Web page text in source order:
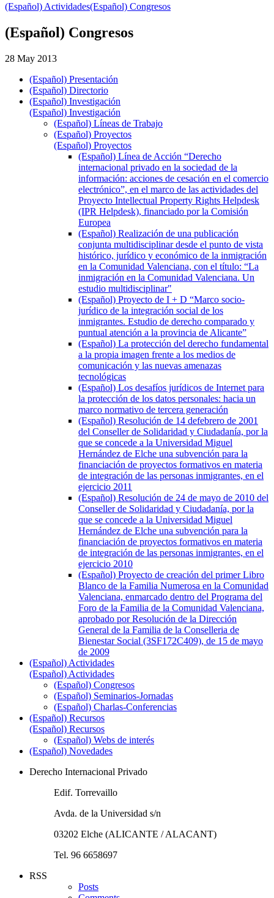
(Español) Actividades(Español) Congresos
(Español) Congresos
28 May 2013
(Español) Presentación
(Español) Directorio
(Español) Investigación
(Español) Investigación
(Español) Líneas de Trabajo
(Español) Proyectos
(Español) Proyectos
(Español) Línea de Acción “Derecho
internacional privado en la sociedad de la
información: acciones de cesación en el comercio
electrónico”, en el marco de las actividades del
Proyecto Intellectual Property Rights Helpdesk
(IPR Helpdesk), financiado por la Comisión
Europea
(Español) Realización de una publicación
conjunta multidisciplinar desde el punto de vista
histórico, jurídico y económico de la inmigración
en la Comunidad Valenciana, con el título: “La
inmigración en la Comunidad Valenciana. Un
estudio multidisciplinar"
(Español) Proyecto de I + D “Marco socio-
jurídico de la integración social de los
inmigrantes. Estudio de derecho comparado y
puntual atención a la provincia de Alicante”
(Español) La protección del derecho fundamental
a la propia imagen frente a los medios de
comunicación y las nuevas amenazas
tecnológicas
(Español) Los desafíos jurídicos de Internet para
la protección de los datos personales: hacia un
marco normativo de tercera generación
(Español) Resolución de 14 defebrero de 2001
del Conseller de Solidaridad y Ciudadanía, por la
que se concede a la Universidad Miguel
Hernández de Elche una subvención para la
financiación de proyectos formativos en materia
de integración de las personas inmigrantes, en el
ejercicio 2011
(Español) Resolución de 24 de mayo de 2010 del
Conseller de Solidaridad y Ciudadanía, por la
que se concede a la Universidad Miguel
Hernández de Elche una subvención para la
financiación de proyectos formativos en materia
de integración de las personas inmigrantes, en el
ejercicio 2010
(Español) Proyecto de creación del primer Libro
Blanco de la Familia Numerosa en la Comunidad
Valenciana, enmarcado dentro del Programa del
Foro de la Familia de la Comunidad Valenciana,
aprobado por Resolución de la Dirección
General de la Familia de la Conselleria de
Bienestar Social (3SF172C409), de 15 de mayo
de 2009
(Español) Actividades
(Español) Actividades
(Español) Congresos
(Español) Seminarios-Jornadas
(Español) Charlas-Conferencias
(Español) Recursos
(Español) Recursos
(Español) Webs de interés
(Español) Novedades
Derecho Internacional Privado
Edif. Torrevaillo
Avda. de la Universidad s/n
03202 Elche (ALICANTE / ALACANT)
Tel. 96 6658697
RSS
Posts